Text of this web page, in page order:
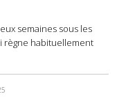
semaines sous les
règne habituellement